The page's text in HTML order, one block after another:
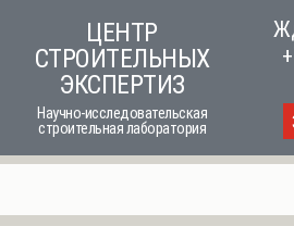
content
ЦЕНТР
СТРОИТЕЛЬНЫХ
ЭКСПЕРТИЗ
Научно-исследовательская
строительная лаборатория